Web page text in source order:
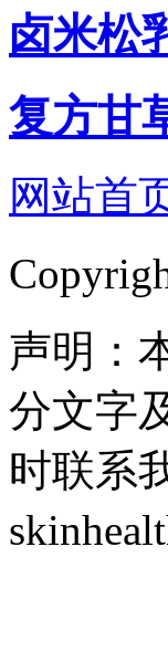
卤米松
复方甘
网站首
声明：
分文字
时联系